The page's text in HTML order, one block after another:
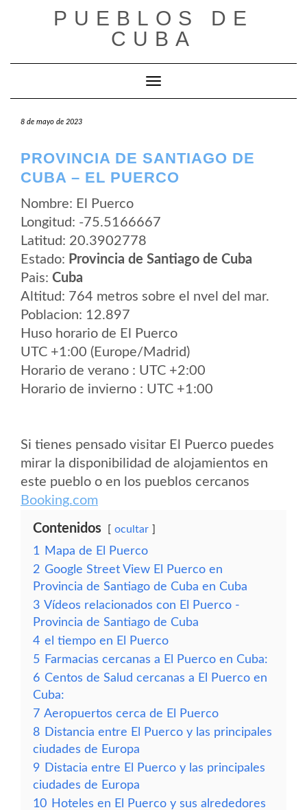
PUEBLOS DE
CUBA
Cambiar modo de navegación
8 de mayo de 2023
PROVINCIA DE SANTIAGO DE
CUBA – EL PUERCO
Nombre: El Puerco
Longitud: -75.5166667
Latitud: 20.3902778
Estado: Provincia de Santiago de Cuba
Pais: Cuba
Altitud: 764 metros sobre el nvel del mar.
Poblacion: 12.897
Huso horario de El Puerco
UTC +1:00 (Europe/Madrid)
Horario de verano : UTC +2:00
Horario de invierno : UTC +1:00
Si tienes pensado visitar El Puerco puedes
mirar la disponibilidad de alojamientos en
este pueblo o en los pueblos cercanos
Booking.com
Contenidos ocultar
1
Mapa de El Puerco
2 Google Street View El Puerco en
Provincia de Santiago de Cuba en Cuba
3 Vídeos relacionados con El Puerco -
Provincia de Santiago de Cuba
4 el tiempo en El Puerco
5 Farmacias cercanas a El Puerco en Cuba:
6 Centos de Salud cercanas a El Puerco en
Cuba:
7 Aeropuertos cerca de El Puerco
8 Distancia entre El Puerco y las principales
ciudades de Europa
9 Distacia entre El Puerco y las principales
ciudades de Europa
10 Hoteles en El Puerco y sus alrededores